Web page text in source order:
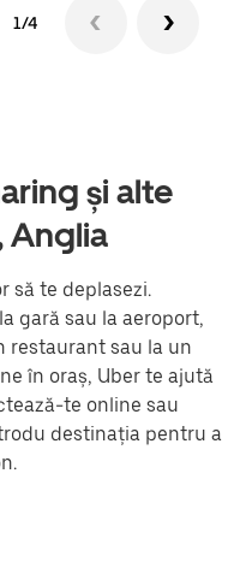
1/4
și alte
Anglia
să te deplasezi.
gară sau la aeroport,
restaurant sau la un
în oraș, Uber te ajută
te online sau
destinația pentru a